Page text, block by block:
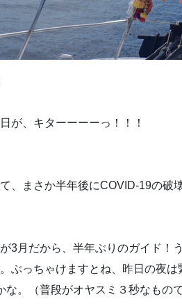
が、キターーーーっ！！！
、まさか半年後にCOVID-19の破
3月だから、半年ぶりのガイド！
ぶっちゃけますとね、昨日の夜は
。（普段がオヤスミ３秒なもので